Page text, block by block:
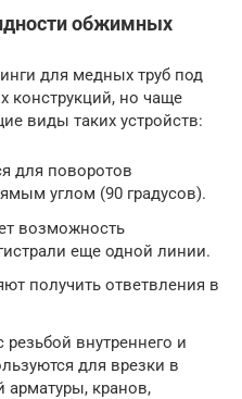
обжимных
для медных труб под
конструкций, но чаще
виды таких устройств:
для поворотов
углом (90 градусов).
возможность
еще одной линии.
получить ответвления в
внутреннего и
для врезки в
арматуры, кранов,